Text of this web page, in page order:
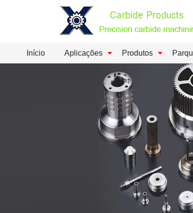
Início Aplicações Produtos